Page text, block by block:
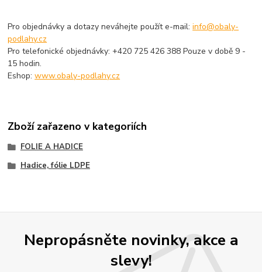
Pro objednávky a dotazy neváhejte použít e-mail:info@obaly-
podlahy.cz
Pro telefonické objednávky: +420 725 426 388 Pouze v době 9 -
15 hodin.
Eshop:www.obaly-podlahy.cz
Zboží zařazeno v kategoriích
FOLIE A HADICE
Hadice, fólie LDPE
Nepropásněte novinky, akce a
slevy!